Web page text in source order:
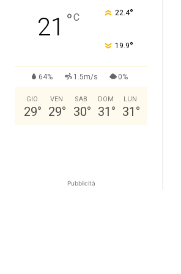
21 °C 22.4°
19.9°
64% 1.5m/s 0%
GIO
29°
VEN
29°
SAB
30°
DOM
31 °
LUN
31 °
Pubblicità